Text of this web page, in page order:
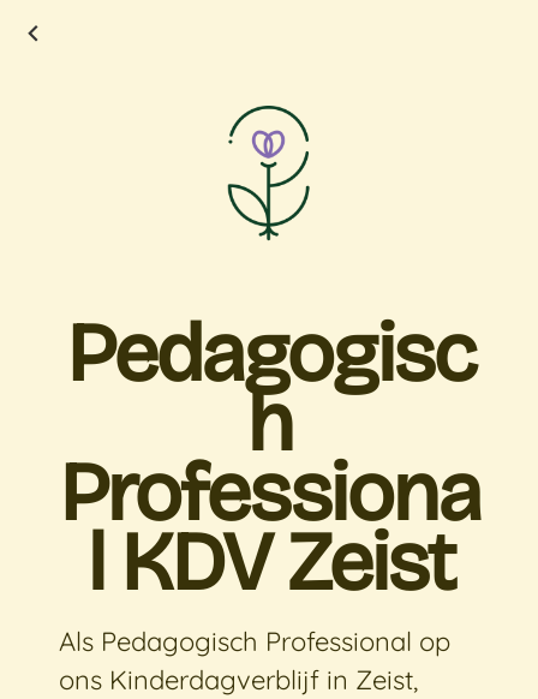
Pedagogisc
h
Professiona
l KDV Zeist
Als Pedagogisch Professional op
ons Kinderdagverblijf in Zeist,